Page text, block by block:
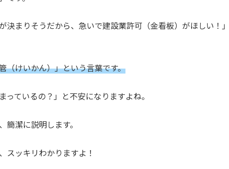
まりそうだから、急いで建設業許可（金看板）がほしい！
（けいかん）」という言葉です。
ているの？」と不安になりますよね。
潔に説明します。
スッキリわかりますよ！